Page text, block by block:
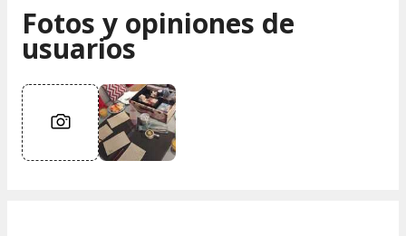
Fotos y opiniones de
usuarios